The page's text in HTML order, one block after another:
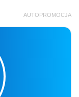
AUTOPROMOCJA